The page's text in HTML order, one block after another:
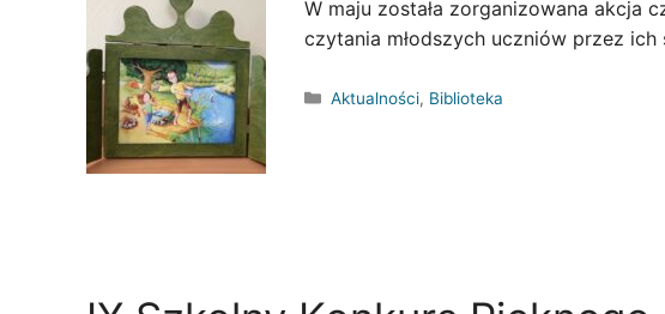
W maju została zorganizowana akcja
czytania młodszych uczniów przez ich
Kategorie
Aktualności, Biblioteka